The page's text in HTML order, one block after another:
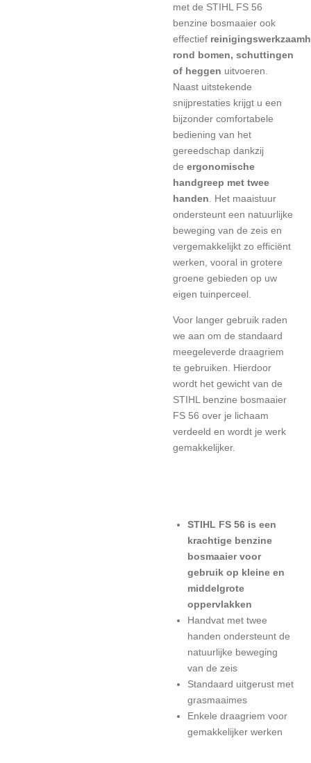
met de STIHL FS 56
benzine bosmaaier ook
effectief
rond bomen, schuttingen
of heggen uitvoeren.
Naast uitstekende
snijprestaties krijgt u een
bijzonder comfortabele
bediening van het
gereedschap dankzij
de ergonomische
handgreep met twee
handen . Het maaistuur
ondersteunt een natuurlijke
beweging van de zeis en
vergemakkelijkt zo efficiënt
werken, vooral in grotere
groene gebieden op uw
eigen tuinperceel.
Voor langer gebruik raden
we aan om de standaard
meegeleverde draagriem
te gebruiken. Hierdoor
wordt het gewicht van de
STIHL benzine bosmaaier
FS 56 over je lichaam
verdeeld en wordt je werk
gemakkelijker.
STIHL FS 56 is een
krachtige benzine
bosmaaier voor
gebruik op kleine en
middelgrote
oppervlakken
Handvat met twee
handen ondersteunt de
natuurlijke beweging
van de zeis
Standaard uitgerust met
grasmaaimes
Enkele draagriem voor
gemakkelijker werken